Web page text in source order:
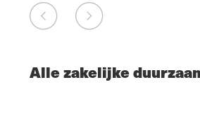
Alle zakelijke